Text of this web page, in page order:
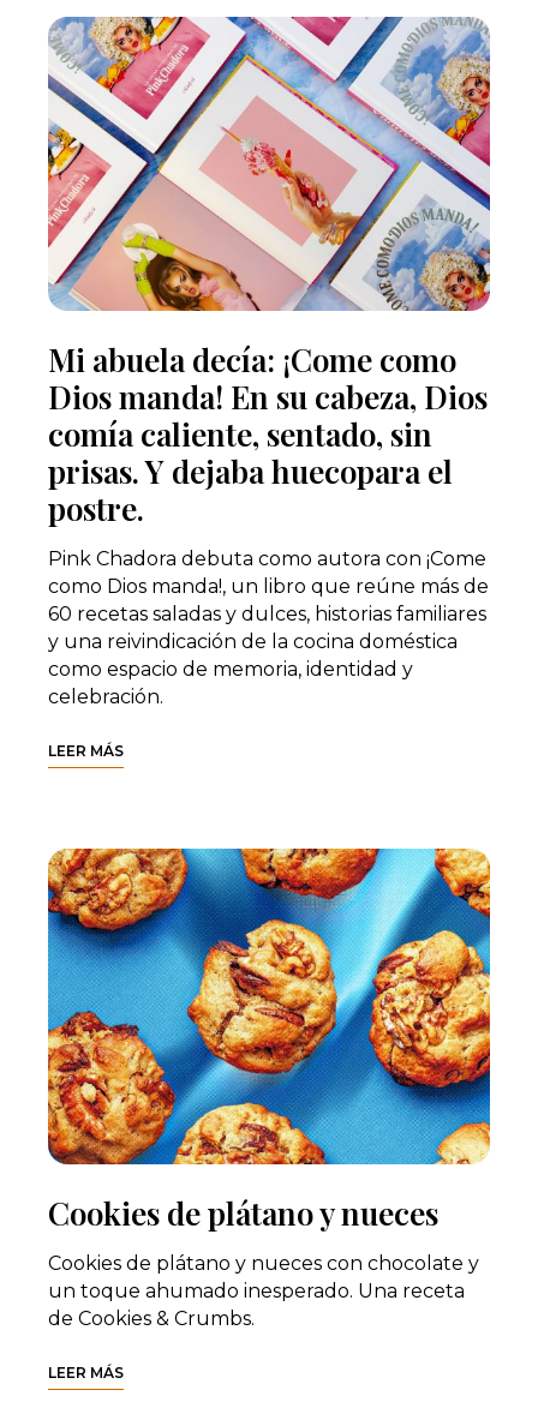
Mi abuela decía: ¡Come como
Dios manda! En su cabeza, Dios
comía caliente, sentado, sin
prisas. Y dejaba huecopara el
postre.
Pink Chadora debuta como autora con ¡Come
como Dios manda!, un libro que reúne más de
60 recetas saladas y dulces, historias familiares
y una reivindicación de la cocina doméstica
como espacio de memoria, identidad y
celebración.
LEER MÁS
Cookies de plátano y nueces
Cookies de plátano y nueces con chocolate y
un toque ahumado inesperado. Una receta
de Cookies & Crumbs.
LEER MÁS